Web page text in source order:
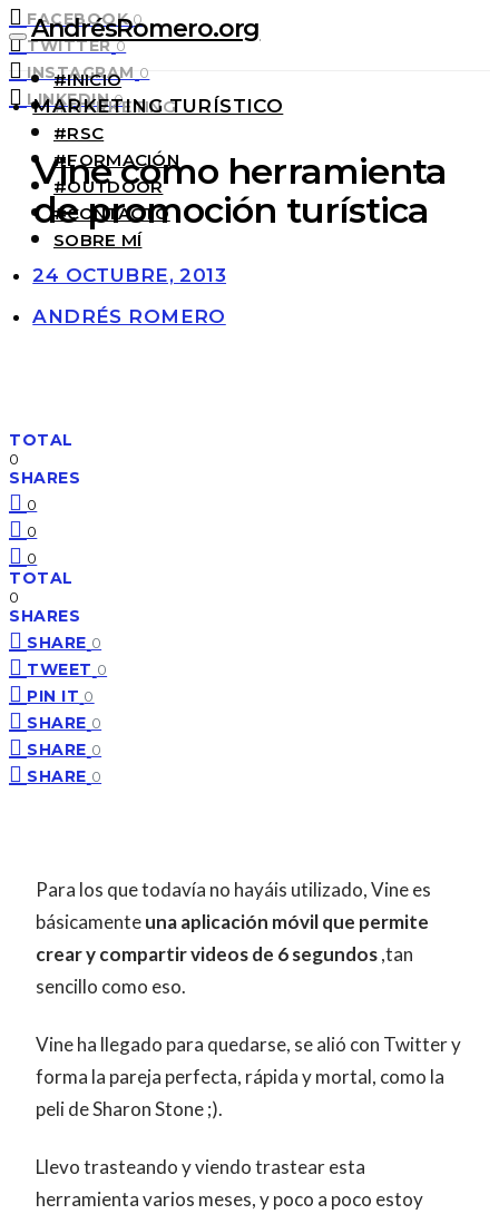
FACEBOOK 0
TWITTER 0
INSTAGRAM 0
LINKEDIN 0
AndrésRomero.org
#INICIO
#MARKETING
#RSC
#FORMACIÓN
#OUTDOOR
#CONTACTO
SOBRE MÍ
MARKETING TURÍSTICO
Vine como herramienta
de promoción turística
24 OCTUBRE, 2013
ANDRÉS ROMERO
TOTAL
0
SHARES
0
0
0
TOTAL
0
SHARES
SHARE 0
TWEET 0
PIN IT 0
SHARE 0
SHARE 0
SHARE 0
Para los que todavía no hayáis utilizado, Vine es
básicamenteuna aplicación móvil que permite
crear y compartir videos de 6 segundos,tan
sencillo como eso.
Vine ha llegado para quedarse, se alió con Twitter y
forma la pareja perfecta, rápida y mortal, como la
peli de Sharon Stone ;).
Llevo trasteando y viendo trastear esta
herramienta varios meses, y poco a poco estoy